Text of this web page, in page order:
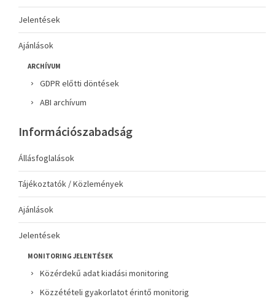
Jelentések
Ajánlások
ARCHÍVUM
GDPR előtti döntések
ABI archívum
Információszabadság
Állásfoglalások
Tájékoztatók / Közlemények
Ajánlások
Jelentések
MONITORING JELENTÉSEK
Közérdekű adat kiadási monitoring
Közzétételi gyakorlatot érintő monitorig